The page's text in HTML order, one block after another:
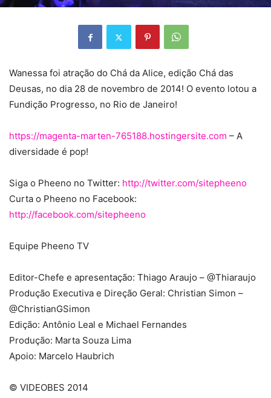
Wanessa foi atração do Chá da Alice, edição Chá das
Deusas, no dia 28 de novembro de 2014! O evento lotou a
Fundição Progresso, no Rio de Janeiro!
https://magenta-marten-765188.hostingersite.com – A
diversidade é pop!
Siga o Pheeno no Twitter: http://twitter.com/sitepheeno
Curta o Pheeno no Facebook:
http://facebook.com/sitepheeno
Equipe Pheeno TV
Editor-Chefe e apresentação: Thiago Araujo – @Thiaraujo
Produção Executiva e Direção Geral: Christian Simon –
@ChristianGSimon
Edição: Antônio Leal e Michael Fernandes
Produção: Marta Souza Lima
Apoio: Marcelo Haubrich
© VIDEOBES 2014